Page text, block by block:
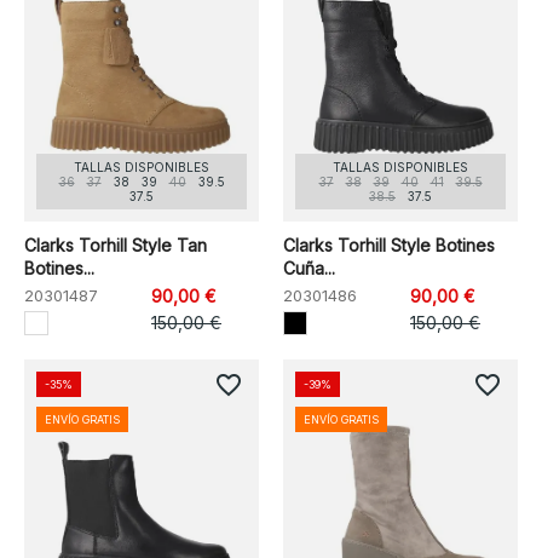
TALLAS DISPONIBLES
36
37 38 39 40
39.5
37.5
Clarks Torhill Style Tan
Botines...
20301487
90,00 €
150,00 €
TALLAS DISPONIBLES
37
38 39 40 41
39.5
38.5
37.5
Clarks Torhill Style Botines
Cuña...
20301486
90,00 €
150,00 €
-35%
ENVÍO GRATIS
favorite_border -39%
ENVÍO GRATIS
favorite_border